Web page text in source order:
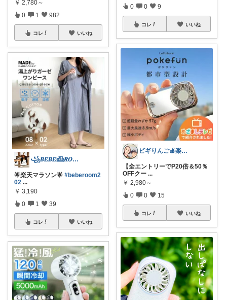
￥ 2,780～
0 1 982
コレ いいね
꧁𝑩𝑬𝑩𝑬𓊝𝑹𝑶𝑶𝑴꧂
🌟楽天マラソン🌟 #beberoom2
02 ...
￥ 3,190
0 1 39
コレ いいね
0 0 9
コレ いいね
ビギりんご🍎楽する暮らし🏠
【全エントリーでP20倍＆50％
OFFクー ...
￥ 2,980～
0 0 15
コレ いいね